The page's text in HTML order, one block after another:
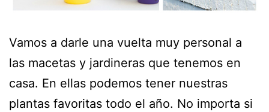
Vamos a darle una vuelta muy personal a
las macetas y jardineras que tenemos en
casa. En ellas podemos tener nuestras
plantas favoritas todo el año. No importa si